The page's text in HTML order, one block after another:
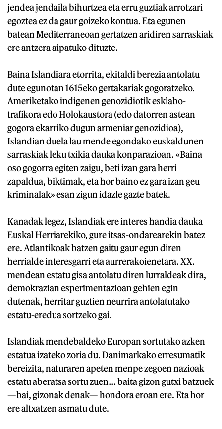
jendea jendaila bihurtzea eta erru guztiak arrotzari
egoztea ez da gaur goizeko kontua. Eta egunen
batean Mediterraneoan gertatzen aridiren sarraskiak
ere antzera aipatuko dituzte.
Baina Islandiara etorrita, ekitaldi berezia antolatu
dute egunotan 1615eko gertakariak gogoratzeko.
Ameriketako indigenen genozidiotik esklabo-
trafikora edo Holokaustora (edo datorren astean
gogora ekarriko dugun armeniar genozidioa),
Islandian duela lau mende egondako euskaldunen
sarraskiak leku txikia dauka konparazioan. «Baina
oso gogorra egiten zaigu, beti izan gara herri
zapaldua, biktimak, eta hor baino ez gara izan geu
kriminalak» esan zigun idazle gazte batek.
Kanadak legez, Islandiak ere interes handia dauka
Euskal Herriarekiko, gure itsas-ondarearekin batez
ere. Atlantikoak batzen gaitu gaur egun diren
herrialde interesgarri eta aurrerakoienetara. XX.
mendean estatu gisa antolatu diren lurraldeak dira,
demokrazian esperimentazioan gehien egin
dutenak, herritar guztien neurrira antolatutako
estatu-eredua sortzeko gai.
Islandiak mendebaldeko Europan sortutako azken
estatua izateko zoria du. Danimarkako erresumatik
bereizita, naturaren apeten menpe zegoen nazioak
estatu aberatsa sortu zuen… baita gizon gutxi batzuek
—bai, gizonak denak— hondora eroan ere. Eta hor
ere altxatzen asmatu dute.